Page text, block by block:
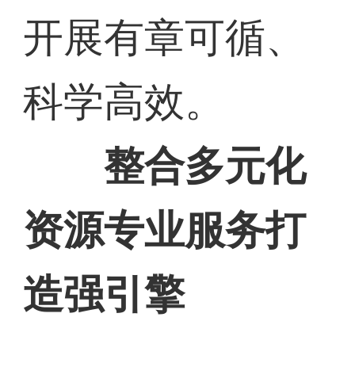
开展有章可循、
科学高效。
整合多元化
资源专业服务打
造强引擎